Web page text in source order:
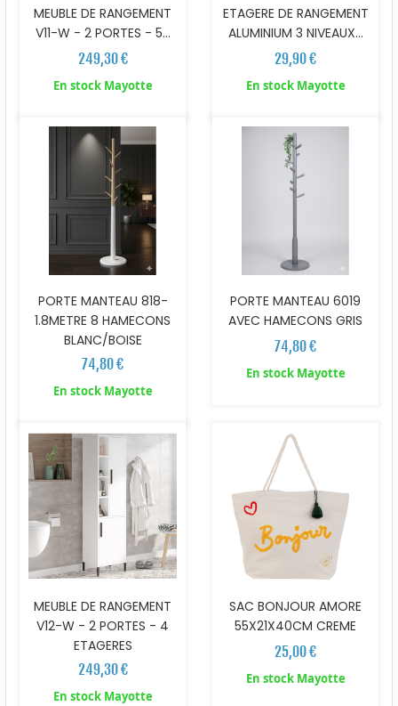
MEUBLE DE RANGEMENT
V11-W - 2 PORTES - 5...
249,30 €
En stock Mayotte
ETAGERE DE RANGEMENT
ALUMINIUM 3 NIVEAUX...
29,90 €
En stock Mayotte
PORTE MANTEAU 818-
1.8METRE 8 HAMECONS
BLANC/BOISE
74,80 €
En stock Mayotte
PORTE MANTEAU 6019
AVEC HAMECONS GRIS
74,80 €
En stock Mayotte
MEUBLE DE RANGEMENT
V12-W - 2 PORTES - 4
ETAGERES
249,30 €
En stock Mayotte
SAC BONJOUR AMORE
55X21X40CM CREME
25,00 €
En stock Mayotte